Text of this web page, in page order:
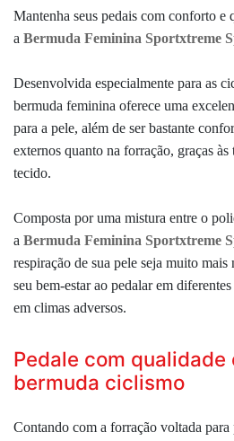
Mantenha seus pedais com conforto e
a Bermuda Feminina Sportxtreme
Desenvolvida especialmente para as
bermuda feminina oferece uma
para a pele, além de ser bastante
externos quanto na forração, graças
tecido.
Composta por uma mistura entre o
a Bermuda Feminina Sportxtreme
respiração de sua pele seja muito
seu bem-estar ao pedalar em
em climas adversos.
Pedale com qualidade
bermuda ciclismo
Contando com a forração voltada para